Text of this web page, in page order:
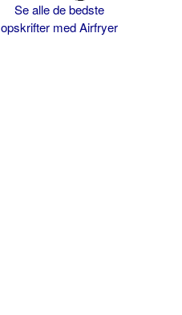
Se alle de bedste
opskrifter med Airfryer